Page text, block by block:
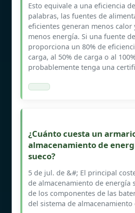
Esto equivale a una eficiencia
palabras, las fuentes de
eficientes generan menos calor
menos energía. Si una fuente
proporciona un 80% de
carga, al 50% de carga o al
probablemente tenga una
¿Cuánto cuesta un
almacenamiento de
sueco?
5 de jul. de &#; El principal
de almacenamiento de energía
de los componentes de las
del sistema de almacenamiento